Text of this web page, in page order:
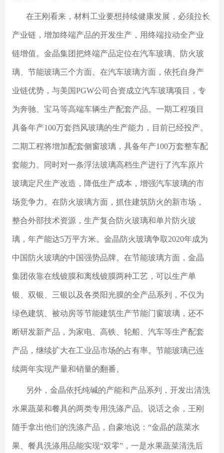
在王刚看来，材料工业要想持续健康发展，必须拉长
产业链，增加终端产品的开发生产，用终端拉动全产业
链增值。金晶集团把终端产品定位在汽车玻璃、防火玻
璃、节能玻璃三个方面。在汽车玻璃方面，依托自身产
业链优势，与美国PGW公司合资成立汽车玻璃项目，专
为奔驰、宝马等高端车辆生产配套产品。一期工程项目
具备年产100万套挡风玻璃的生产能力，目前已经投产。
二期工程将增加配套侧窗玻璃，具备年产100万套整车配
套能力。同时对一条浮法玻璃高档生产进行了汽车原片
玻璃定尺生产改造，降低生产成本，增强汽车玻璃的市
场竞争力。在防火玻璃方面，抓住建筑防火的新市场，
整合外部技术资源，生产复合防火玻璃和单片防火玻
璃，年产能达5万平方米。金晶防火玻璃争取2020年成为
中国防火玻璃的中国强势品牌。在节能玻璃方面，金晶
集团依靠在线镀膜和离线镀膜两种工艺，可以生产单
银、双银、三银以及各类阳光膜的全产品系列，不仅为
绿色建筑、被动房等节能建筑生产节能门窗玻璃，还不
断研发新产品，为家电、高铁、轮船、汽车等生产配套
产品，继续扩大在工业品市场的占有率。节能玻璃已连
续两年实现产量和销量的翻番。
另外，金晶依托纯碱的产能和产品系列，开发出清洗
水果蔬菜和餐具的两类专用洗涤产品。说话之余，王刚
随手拿出他们的洗涤产品，自豪地说：“金晶的蔬菜水
果、餐具洗涤用品能实现“双零”，一是水果蔬菜清洗后